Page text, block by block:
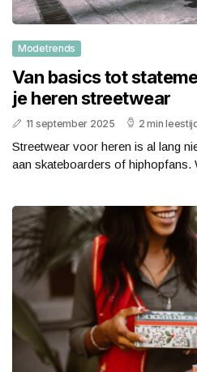
Modetrends
Van basics tot
je heren streetwear
11 september 2025 2 min
Streetwear voor heren is al lang
aan skateboarders of hiphopfans.